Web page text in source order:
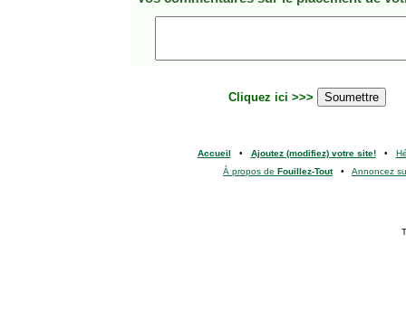
Cliquez ici >>>
Accueil • Ajoutez (modifiez) votre site!•
À propos de Fouillez-Tout• Annoncez